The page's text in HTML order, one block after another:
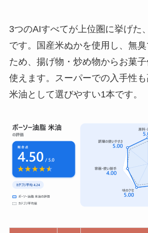
3つのAIすべてが上位圏に挙げた
です。国産米ぬかを使用し、無
ため、揚げ物・炒め物からお菓子
使えます。スーパーでの入手性
米油として選びやすい1本です。